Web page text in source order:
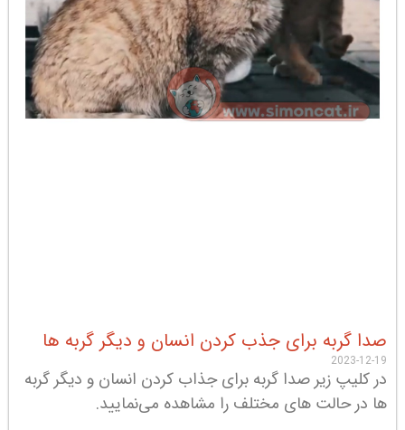
صدا گربه برای جذب کردن انسان و دیگر گربه ها
2023-12-19
در کلیپ زیر صدا گربه برای جذاب کردن انسان و دیگر گربه
ها در حالت های مختلف را مشاهده می‌نمایید.